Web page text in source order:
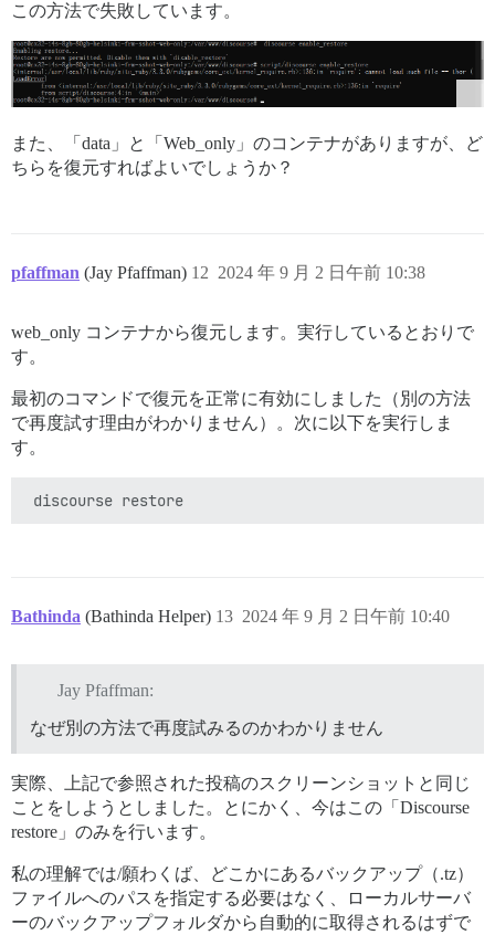
この方法で失敗しています。
また、「data」と「Web_only」のコンテナがありますが、ど
ちらを復元すればよいでしょうか？
pfaffman (Jay Pfaffman) 2024 年 9 月 2 日午前 10:38
12
web_only コンテナから復元します。実行しているとおりで
す。
最初のコマンドで復元を正常に有効にしました（別の方法
で再度試す理由がわかりません）。次に以下を実行しま
す。
Bathinda (Bathinda Helper) 2024 年 9 月 2 日午前 10:40
13
Jay Pfaffman:
なぜ別の方法で再度試みるのかわかりません
実際、上記で参照された投稿のスクリーンショットと同じ
ことをしようとしました。とにかく、今はこの「Discourse
restore」のみを行います。
私の理解では/願わくば、どこかにあるバックアップ（.tz）
ファイルへのパスを指定する必要はなく、ローカルサーバ
ーのバックアップフォルダから自動的に取得されるはずで